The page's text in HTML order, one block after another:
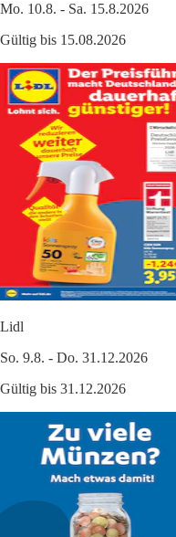
Mo. 10.8. - Sa. 15.8.2026
Gültig bis 15.08.2026
Lidl
So. 9.8. - Do. 31.12.2026
Gültig bis 31.12.2026